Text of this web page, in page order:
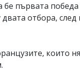
първата
отбора,
които